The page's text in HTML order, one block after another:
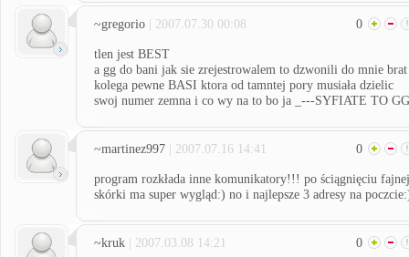
~gregorio | 2007.07.30 00:08 0
tlen jest BEST
a gg do bani jak sie zrejestrowalem to dzwonili do mnie
kolega pewne BASI ktora od tamntej pory musiała dzielic
swoj numer zemna i co wy na to bo ja _---SYFIATE TO GG
~martinez997 | 2007.07.16 14:41 0
program rozkłada inne komunikatory!!! po ściągnięciu fajnej
skórki ma super wygląd:) no i najlepsze 3 adresy na
~kruk | 2007.03.08 14:21 0